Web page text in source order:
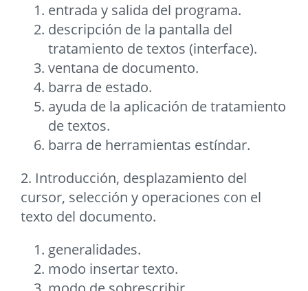
entrada y salida del programa.
descripción de la pantalla del
tratamiento de textos (interface).
ventana de documento.
barra de estado.
ayuda de la aplicación de tratamiento
de textos.
barra de herramientas estíndar.
2. Introducción, desplazamiento del
cursor, selección y operaciones con el
texto del documento.
generalidades.
modo insertar texto.